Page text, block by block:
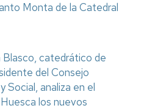
Monta de la Catedral
Blasco, catedrático de
del Consejo
Social, analiza en el
los nuevos